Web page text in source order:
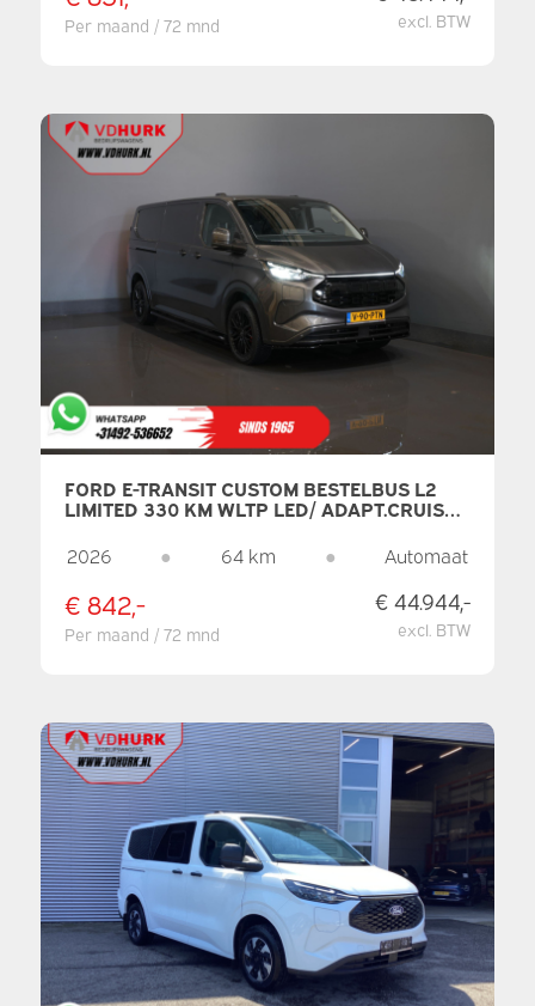
Per maand / 72 mnd excl. BTW
FORD E-TRANSIT CUSTOM BESTELBUS L2
LIMITED 330 KM WLTP LED/ ADAPT.CRUISE/
SIDEBARS/ RAPTOR/ BETIMMERD/
CARPLAY/ 360.CAMERA/ C
2026 ● 64 km ● Automaat
€ 842,-
Per maand / 72 mnd
€ 44.944,-
excl. BTW